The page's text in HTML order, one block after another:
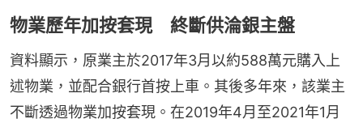
物業歷年加按套現 終斷供淪銀主盤
資料顯示，原業主於2017年3月以約588萬元購入上
述物業，並配合銀行首按上車。其後多年來，該業主
不斷透過物業加按套現。在2019年4月至2021年1月